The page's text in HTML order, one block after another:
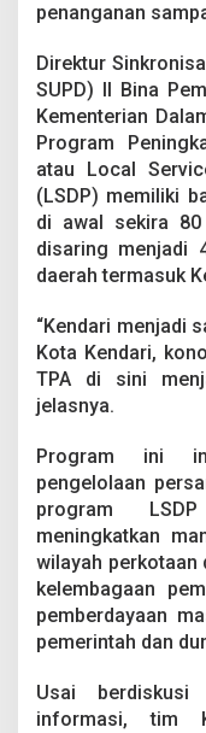
penanganan
Direktur
SUPD) II Bina
Kementerian
Program
atau Local
(LSDP) memiliki
di awal sekira 80
disaring menjadi
daerah termasuk
“Kendari menjadi
Kota Kendari,
TPA di sini
jelasnya.
Program ini
pengelolaan
program
meningkatkan
wilayah perkotaan
kelembagaan
pemberdayaan
pemerintah dan
Usai berdiskusi
informasi, tim